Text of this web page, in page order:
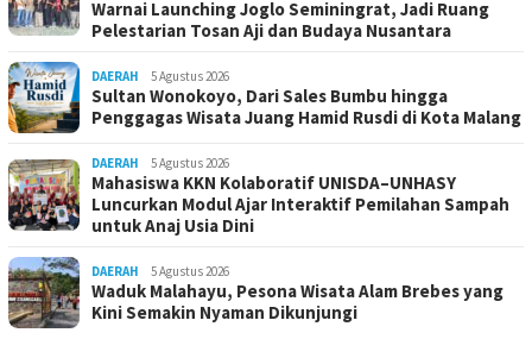
Warnai Launching Joglo Seminingrat, Jadi Ruang
Pelestarian Tosan Aji dan Budaya Nusantara
DAERAH 5 Agustus 2026
Sultan Wonokoyo, Dari Sales Bumbu hingga
Penggagas Wisata Juang Hamid Rusdi di Kota Malang
DAERAH 5 Agustus 2026
Mahasiswa KKN Kolaboratif UNISDA–UNHASY
Luncurkan Modul Ajar Interaktif Pemilahan Sampah
untuk Anaj Usia Dini
DAERAH 5 Agustus 2026
Waduk Malahayu, Pesona Wisata Alam Brebes yang
Kini Semakin Nyaman Dikunjungi